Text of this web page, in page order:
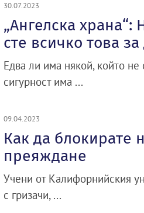
30.07.2023
„Ангелска
сте всичко това
Едва ли има някой, който не
сигурност има ...
09.04.2023
Как да блокирате
преяждане
Учени от Калифорнийския
с гризачи, ...